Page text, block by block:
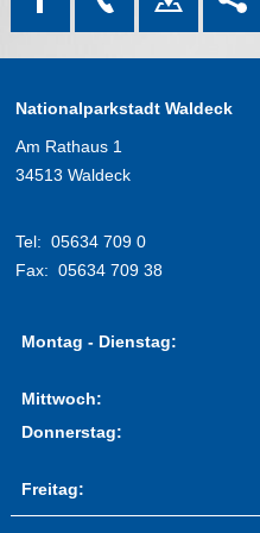
Nationalparkstadt Waldeck
Am Rathaus 1
34513 Waldeck
Tel: 05634 709 0
Fax: 05634 709 38
Montag - Dienstag:
Mittwoch:
Donnerstag:
Freitag: